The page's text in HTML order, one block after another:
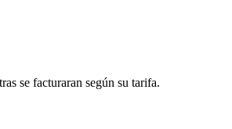
se facturaran según su tarifa.